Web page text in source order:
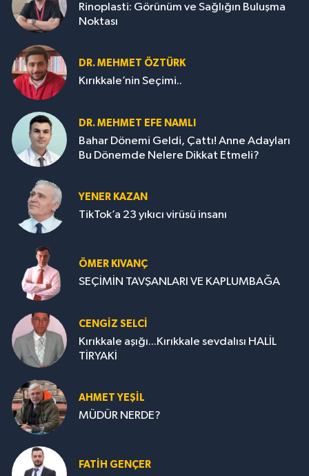
Rinoplasti: Görünüm ve Sağlığın Buluşma
Noktası
DR. MEHMET ÖZTÜRK
Kırıkkale’nin Seçimi..
DR. MEHMET EFE NAMLI
Bahar Dönemi Geldi, Çattı! Anne Adayları
Bu Dönemde Nelere Dikkat Etmeli?
YENER KAZAN
TikTok’a 23 yıkıcı virüsü insanı
ÖMER KIVANÇ
SEÇİMİN TAVŞANLARI VE KAPLUMBAĞA
CENGİZ SELCİ
Kırıkkale aşığı...Kırıkkale sevdalısı HALİL
TİRYAKİ
AHMET YEŞİL
MÜDÜR NERDE?
FATIH GENÇER